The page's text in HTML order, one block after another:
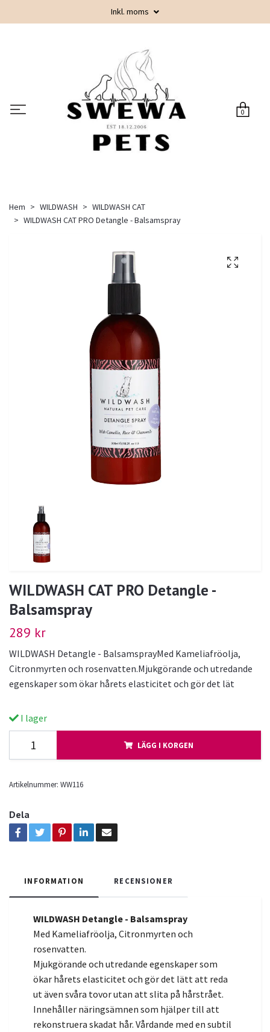
Inkl. moms
0
Hem WILDWASH
WILDWASH CAT
WILDWASH CAT PRO Detangle - Balsamspray
WILDWASH CAT PRO Detangle -
Balsamspray
289 kr
WILDWASH Detangle - BalsamsprayMed Kameliafröolja,
Citronmyrten och rosenvatten.Mjukgörande och utredande
egenskaper som ökar hårets elasticitet och gör det lät
I lager
LÄGG I KORGEN
Artikelnummer: WW116
Dela
INFORMATION RECENSIONER
WILDWASH Detangle - Balsamspray
Med Kameliafröolja, Citronmyrten och
rosenvatten.
Mjukgörande och utredande egenskaper som
ökar hårets elasticitet och gör det lätt att reda
ut även svåra tovor utan att slita på hårstrået.
Innehåller näringsämnen som hjälper till att
rekonstruera skadat hår. Vårdande med en subtil